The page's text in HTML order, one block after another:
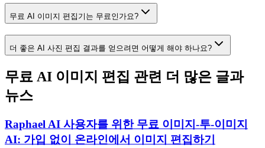
무료 AI 이미지 편집기는 무료인가요?
더 좋은 AI 사진 편집 결과를 얻으려면 어떻게 해야 하나요?
무료 AI 이미지 편집 관련 더 많은 글과
뉴스
Raphael AI 사용자를 위한 무료 이미지-투-이미지
AI: 가입 없이 온라인에서 이미지 편집하기